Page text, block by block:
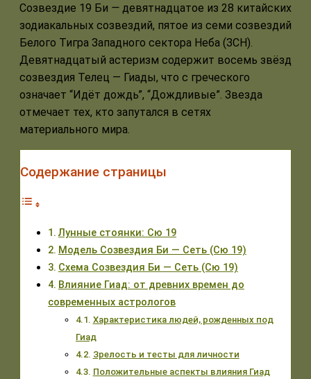
Созвездие 19 Би — девятнадцатое из 28 китайских
зодиакальных созвездий, пятое из семи созвездий
Белого Тигра Западного сектора Неба (ЗСН).
Девятнадцатый астеризм содержит восемь звёзд
созвездия Телец — Гиады, что с греческого
означает “Идёт дождь”, “Дождливые”. Звезда
отмечает тех, кто запутался в сетях
материального мира.
Содержание страницы
Лунные стоянки: Сю 19
Модель Созвездия Би — Сеть (Сю 19)
Схема Созвездия Би — Сеть (Сю 19)
Влияние Гиад: от древних времен до
современных астрологов
Характеристика людей, рожденных под
Гиад
Зрелость и тесты для личности
Положительные аспекты влияния Гиад